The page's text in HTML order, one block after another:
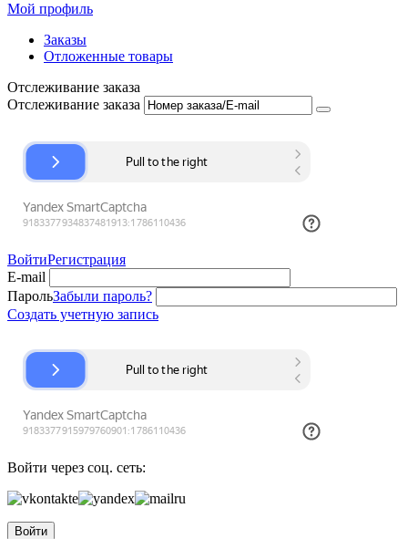
Мой профиль
Заказы
Отложенные товары
Отслеживание заказа
Отслеживание заказа
ВойтиРегистрация
E-mail
ПарольЗабыли пароль?
Создать учетную запись
Войти через соц. сеть:
Войти